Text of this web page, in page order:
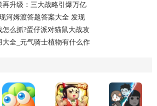
再升级：三大战略引爆万亿
河姆渡答题答案大全 发现
么抓?蛋仔派对猫鼠大战攻
大全_元气骑士植物有什么作